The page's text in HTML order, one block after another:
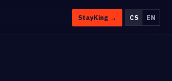
StayKing → CS EN